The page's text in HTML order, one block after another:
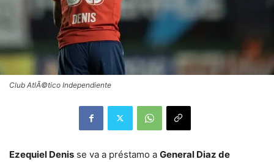
Club AtlÃ©tico Independiente
Ezequiel Denis se va a préstamo a General Diaz de